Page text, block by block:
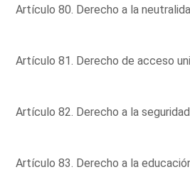
Artículo 80. Derecho a la
Artículo 81. Derecho de acceso
Artículo 82. Derecho a la
Artículo 83. Derecho a la